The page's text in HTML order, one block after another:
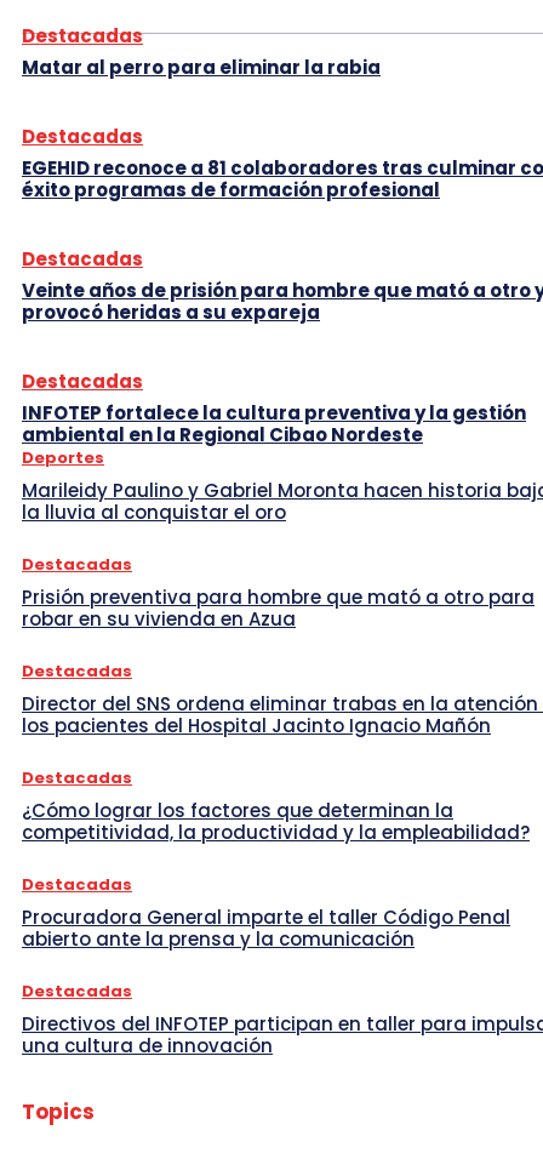
Destacadas
Matar al perro para eliminar la rabia
Destacadas
EGEHID reconoce a 81 colaboradores tras culminar
éxito programas de formación profesional
Destacadas
Veinte años de prisión para hombre que mató a otro
provocó heridas a su expareja
Destacadas
INFOTEP fortalece la cultura preventiva y la gestión
ambiental en la Regional Cibao Nordeste
Deportes
Marileidy Paulino y Gabriel Moronta hacen historia
la lluvia al conquistar el oro
Destacadas
Prisión preventiva para hombre que mató a otro para
robar en su vivienda en Azua
Destacadas
Director del SNS ordena eliminar trabas en la atención
los pacientes del Hospital Jacinto Ignacio Mañón
Destacadas
¿Cómo lograr los factores que determinan la
competitividad, la productividad y la empleabilidad?
Destacadas
Procuradora General imparte el taller Código Penal
abierto ante la prensa y la comunicación
Destacadas
Directivos del INFOTEP participan en taller para
una cultura de innovación
Topics